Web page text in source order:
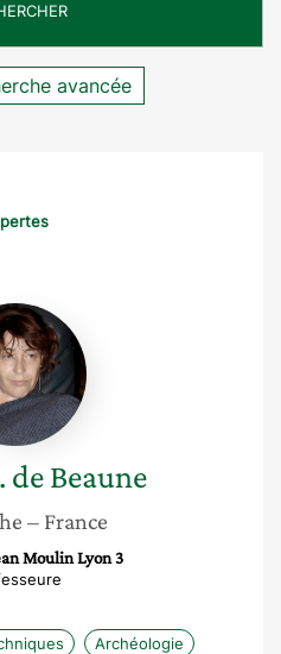
avancée
Sophie
A.
de
Beaune
de Beaune
– France
Moulin Lyon 3
Archéologie